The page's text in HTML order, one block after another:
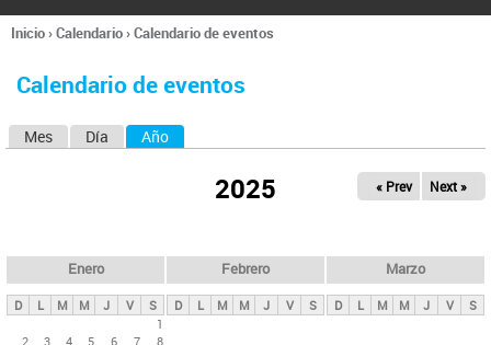
l
d
Se
usted
Inicio›Calendario›Calendario de eventos
Calendario de eventos
s
p
Mes Día Año
2025 « Prev Next »
Enero
D L M M J V
S
1
2
3 4 5 6 7
8
Febrero
D L M M J V S
Marzo
D L M M J V S